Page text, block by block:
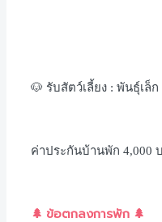
🐶 รับสัตว์เลี้ยง : พันธุ์เล็
ค่าประกันบ้านพัก 4,000
🌲 ข้อตกลงการพัก 🌲